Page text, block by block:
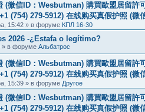
(微信ID：Wesbutman) 購買歐盟居留
(754) 279-5912) 在线购买真假护照 (微
15:42 » в форуме КПЛ 16-30
2026 -¿Estafa o legítimo?
» в форуме Альбатрос
(微信ID：Wesbutman) 購買歐盟居留
(754) 279-5912) 在线购买真假护照 (微
15:39 » в форуме Другое
(微信ID：Wesbutman) 購買歐盟居留
(754) 279-5912) 在线购买真假护照 (微